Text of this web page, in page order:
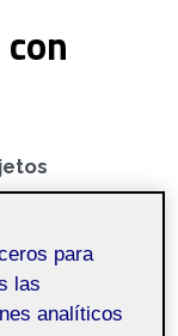
, creada en
1, 2025, del
y
para
las
analíticos